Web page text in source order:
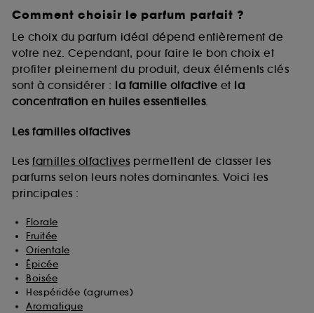
Comment choisir le parfum parfait ?
Le choix du parfum idéal dépend entièrement de
votre nez. Cependant, pour faire le bon choix et
profiter pleinement du produit, deux éléments clés
sont à considérer : la famille olfactive et la
concentration en huiles essentielles.
Les familles olfactives
Les familles olfactives permettent de classer les
parfums selon leurs notes dominantes. Voici les
principales :
Florale
Fruitée
Orientale
Épicée
Boisée
Hespéridée (agrumes)
Aromatique
A l'exception des cookies techniques, le dépôt et la
lecture de ces traceurs requiert votre accord. Vous
pouvez personnaliser vos choix concernant le dépôt
de ces cookies grâce au bouton "personnaliser mes
choix" ci-dessous ou décider de "tout accepter".
Sephora pourra associer les informations de
navigation collectées par ces Cookies, pour les
collectées ou générées lors de votre activité en ligne
sur "continuer sans accepter". Voous pouvez à tout
moment choisir de retirer votrte consentement. Si vous
souhaitez obtenir plus d'information sur les cookies
utilisés, cliquez